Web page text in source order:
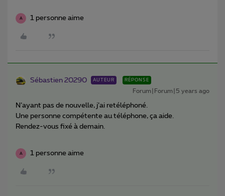
A 1 personne aime
Sébastien 20290 AUTEUR RÉPONSE
Forum|Forum|5 years ago
N’ayant pas de nouvelle, j’ai retéléphoné.
Une personne compétente au téléphone, ça aide.
Rendez-vous fixé à demain.
A 1 personne aime